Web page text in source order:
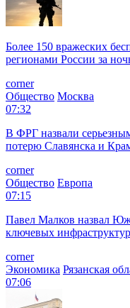
Более 150 вражеских
регионами России за
corner
Общество Москва
07:32
В ФРГ назвали
потерю Славянска и
corner
Общество Европа
07:15
Павел Малков назвал
ключевых
corner
Экономика Рязанская
07:06